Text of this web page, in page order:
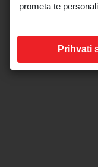
prometa te
Prihvati